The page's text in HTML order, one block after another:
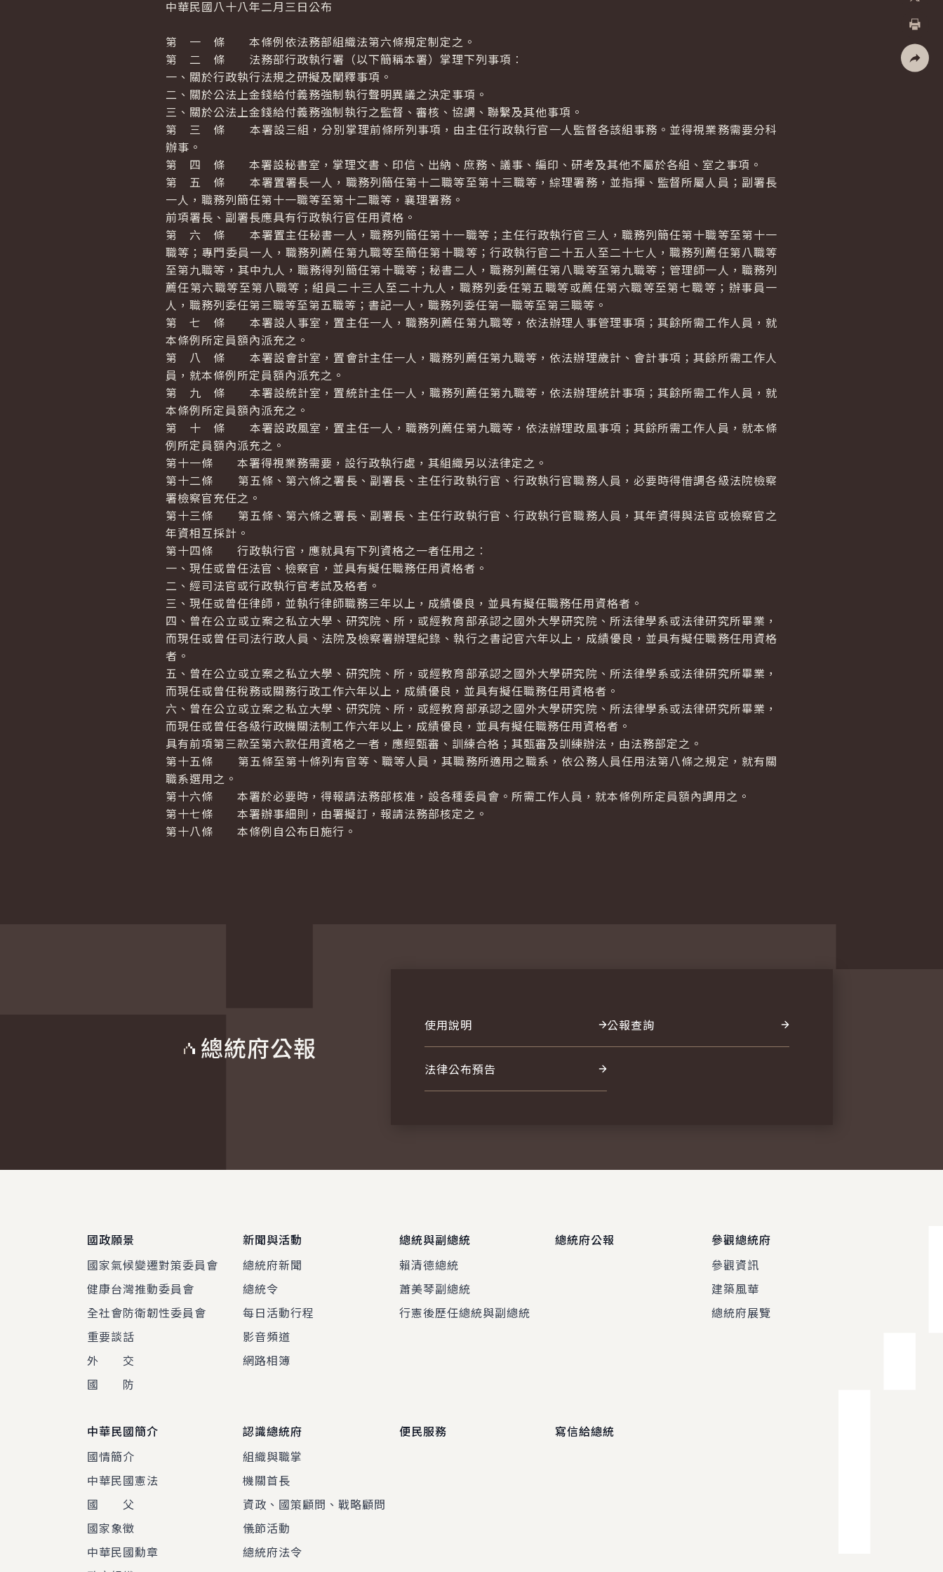
列印
中華民國八十八年二月三日公布
第 一 條 本條例依法務部組織法第六條規定制定之。
第 二 條 法務部行政執行署（以下簡稱本署）掌理下列事項︰
一、關於行政執行法規之研擬及闡釋事項。
二、關於公法上金錢給付義務強制執行聲明異議之決定事項。
三、關於公法上金錢給付義務強制執行之監督、審核、協調、聯繫及其他事項。
第 三 條 本署設三組，分別掌理前條所列事項，由主任行政執行官一人監督各該組事務。並得視業務需要分科
辦事。
第 四 條 本署設秘書室，掌理文書、印信、出納、庶務、議事、編印、研考及其他不屬於各組、室之事項。
第 五 條 本署置署長一人，職務列簡任第十二職等至第十三職等，綜理署務，並指揮、監督所屬人員；副署長
一人，職務列簡任第十一職等至第十二職等，襄理署務。
前項署長、副署長應具有行政執行官任用資格。
第 六 條 本署置主任秘書一人，職務列簡任第十一職等；主任行政執行官三人，職務列簡任第十職等至第十一
職等；專門委員一人，職務列薦任第九職等至簡任第十職等；行政執行官二十五人至二十七人，職務列薦任第八職等
至第九職等，其中九人，職務得列簡任第十職等；秘書二人，職務列薦任第八職等至第九職等；管理師一人，職務列
薦任第六職等至第八職等；組員二十三人至二十九人，職務列委任第五職等或薦任第六職等至第七職等；辦事員一
人，職務列委任第三職等至第五職等；書記一人，職務列委任第一職等至第三職等。
第 七 條 本署設人事室，置主任一人，職務列薦任第九職等，依法辦理人事管理事項；其餘所需工作人員，就
本條例所定員額內派充之。
第 八 條 本署設會計室，置會計主任一人，職務列薦任第九職等，依法辦理歲計、會計事項；其餘所需工作人
員，就本條例所定員額內派充之。
第 九 條 本署設統計室，置統計主任一人，職務列薦任第九職等，依法辦理統計事項；其餘所需工作人員，就
本條例所定員額內派充之。
第 十 條 本署設政風室，置主任一人，職務列薦任第九職等，依法辦理政風事項；其餘所需工作人員，就本條
例所定員額內派充之。
第十一條 本署得視業務需要，設行政執行處，其組織另以法律定之。
第十二條 第五條、第六條之署長、副署長、主任行政執行官、行政執行官職務人員，必要時得借調各級法院檢察
署檢察官充任之。
第十三條 第五條、第六條之署長、副署長、主任行政執行官、行政執行官職務人員，其年資得與法官或檢察官之
年資相互採計。
第十四條 行政執行官，應就具有下列資格之一者任用之︰
一、現任或曾任法官、檢察官，並具有擬任職務任用資格者。
二、經司法官或行政執行官考試及格者。
三、現任或曾任律師，並執行律師職務三年以上，成績優良，並具有擬任職務任用資格者。
四、曾在公立或立案之私立大學、研究院、所，或經教育部承認之國外大學研究院、所法律學系或法律研究所畢業，
而現任或曾任司法行政人員、法院及檢察署辦理紀錄、執行之書記官六年以上，成績優良，並具有擬任職務任用資格
者。
五、曾在公立或立案之私立大學、研究院、所，或經教育部承認之國外大學研究院、所法律學系或法律研究所畢業，
而現任或曾任稅務或關務行政工作六年以上，成績優良，並具有擬任職務任用資格者。
六、曾在公立或立案之私立大學、研究院、所，或經教育部承認之國外大學研究院、所法律學系或法律研究所畢業，
而現任或曾任各級行政機關法制工作六年以上，成績優良，並具有擬任職務任用資格者。
具有前項第三款至第六款任用資格之一者，應經甄審、訓練合格；其甄審及訓練辦法，由法務部定之。
第十五條 第五條至第十條列有官等、職等人員，其職務所適用之職系，依公務人員任用法第八條之規定，就有關
職系選用之。
第十六條 本署於必要時，得報請法務部核准，設各種委員會。所需工作人員，就本條例所定員額內調用之。
第十七條 本署辦事細則，由署擬訂，報請法務部核定之。
第十八條 本條例自公布日施行。
總統府公報
使用說明 公報查詢
法律公布預告
國政願景
國家氣候變遷對策委員會
健康台灣推動委員會
全社會防衛韌性委員會
重要談話
外 交
國 防
新聞與活動
總統府新聞
總統令
每日活動行程
影音頻道
網路相簿
總統與副總統
賴清德總統
蕭美琴副總統
行憲後歷任總統與副總統
總統府公報
參觀總統府
參觀資訊
建築風華
總統府展覽
中華民國簡介
國情簡介
中華民國憲法
國 父
國家象徵
中華民國勳章
認識總統府
組織與職掌
機關首長
資政、國策顧問、戰略顧問
儀節活動
總統府法令
便民服務 寫信給總統